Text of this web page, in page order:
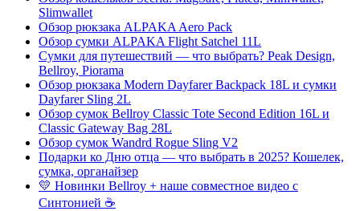
Slimwallet
Обзор рюкзака ALPAKA Aero Pack
Обзор сумки ALPAKA Flight Satchel 11L
Сумки для путешествий — что выбрать? Peak Design,
Bellroy, Piorama
Обзор рюкзака Modern Dayfarer Backpack 18L и сумки
Dayfarer Sling 2L
Обзор сумок Bellroy Classic Tote Second Edition 16L и
Classic Gateway Bag 28L
Обзор сумок Wandrd Rogue Sling V2
Подарки ко Дню отца — что выбрать в 2025? Кошелек,
сумка, органайзер
💛 Новинки Bellroy + наше совместное видео с
Синтонией ☕